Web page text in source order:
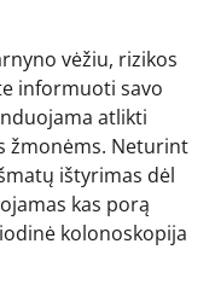
vėžiu, rizikos
informuoti savo
atlikti
žmonėms. Neturint
ištyrimas dėl
kas porą
kolonoskopija